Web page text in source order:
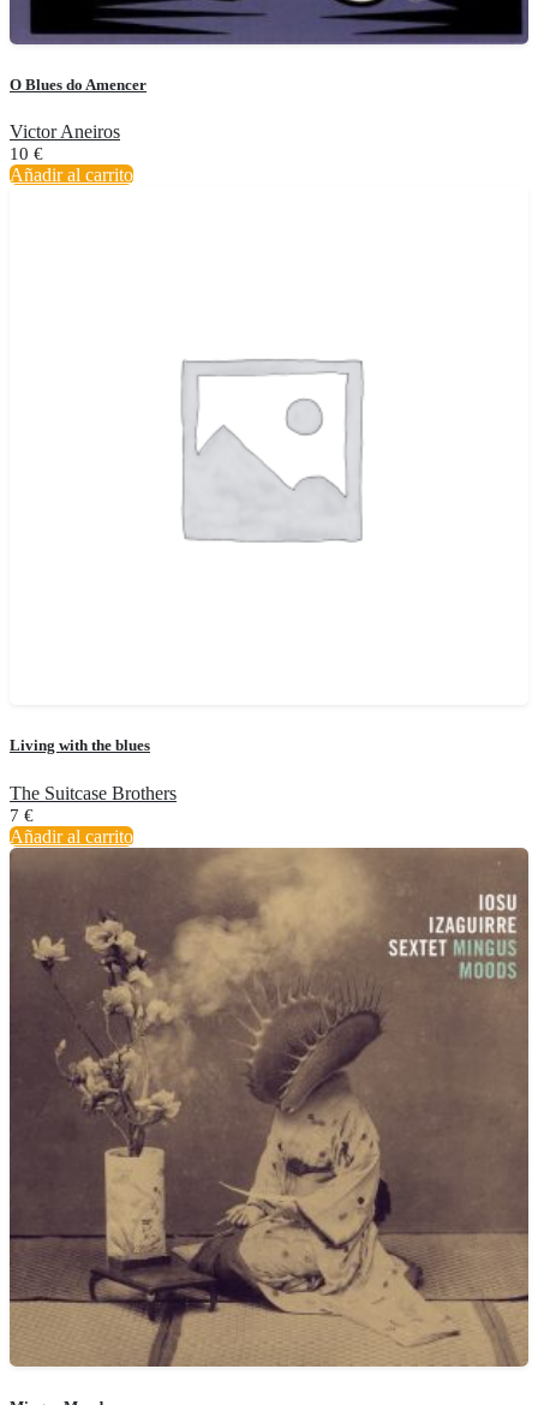
O Blues do Amencer
Victor Aneiros
10 €
Añadir al carrito
Living with the blues
The Suitcase Brothers
7 €
Añadir al carrito